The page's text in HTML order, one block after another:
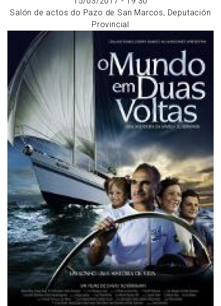
Salón de actos do Pazo de San Marcos, Deputación
Provincial